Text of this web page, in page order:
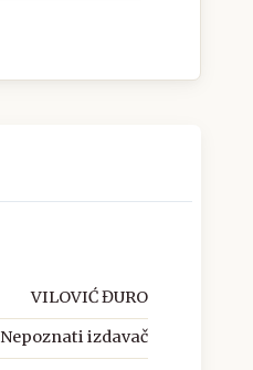
VILOVIĆ ĐURO
Nepoznati izdavač